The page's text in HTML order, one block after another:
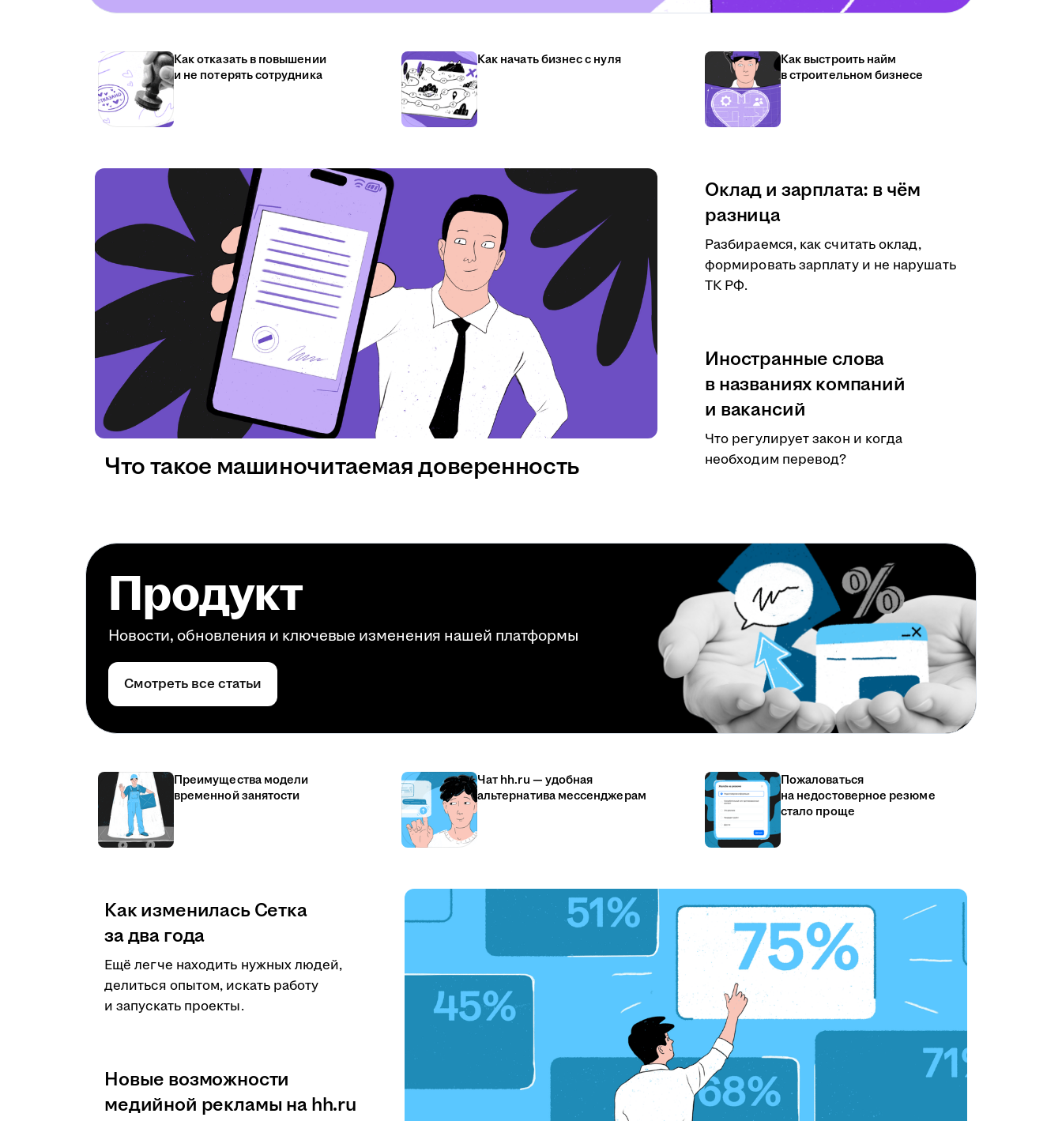
Как отказать в повышении
и не потерять сотрудника
Как начать бизнес с нуля
Как выстроить найм
в строительном бизнесе
Оклад и зарплата: в чём
разница
Разбираемся, как считать оклад,
формировать зарплату и не нарушать
ТК РФ.
Иностранные слова
в названиях компаний
и вакансий
Что регулирует закон и когда
необходим перевод?
Что такое машиночитаемая доверенность
Продукт
Новости, обновления и ключевые изменения нашей платформы
Смотреть все статьи
Преимущества модели
временной занятости
Чат hh.ru — удобная
альтернатива мессенджерам
Пожаловаться
на недостоверное резюме
стало проще
Как изменилась Сетка
за два года
Ещё легче находить нужных людей,
делиться опытом, искать работу
и запускать проекты.
Новые возможности
медийной рекламы на hh.ru